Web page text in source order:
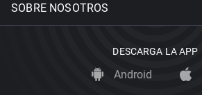
SOBRE NOSOTROS
DESCARGA LA APP
Android